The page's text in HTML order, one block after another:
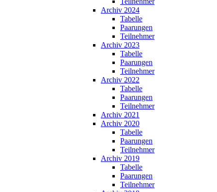
Archiv 2024
Tabelle
Paarungen
Teilnehmer
Archiv 2023
Tabelle
Paarungen
Teilnehmer
Archiv 2022
Tabelle
Paarungen
Teilnehmer
Archiv 2021
Archiv 2020
Tabelle
Paarungen
Teilnehmer
Archiv 2019
Tabelle
Paarungen
Teilnehmer